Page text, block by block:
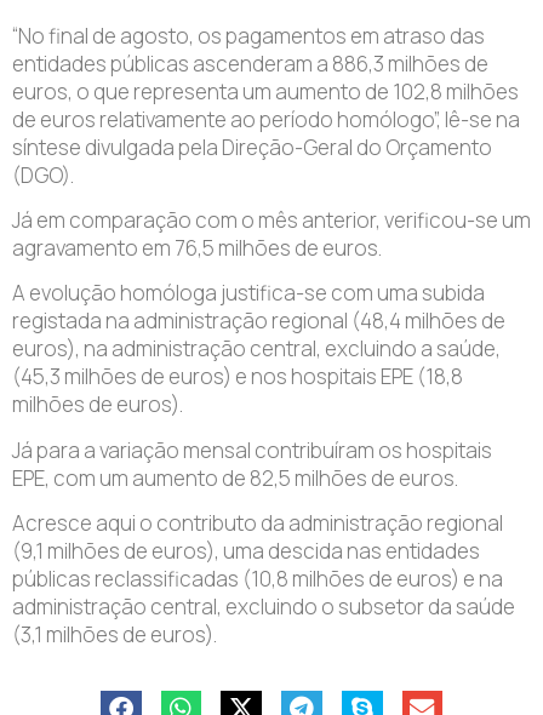
“No final de agosto, os pagamentos em atraso das
entidades públicas ascenderam a 886,3 milhões de
euros, o que representa um aumento de 102,8 milhões
de euros relativamente ao período homólogo”, lê-se na
síntese divulgada pela Direção-Geral do Orçamento
(DGO).
Já em comparação com o mês anterior, verificou-se um
agravamento em 76,5 milhões de euros.
A evolução homóloga justifica-se com uma subida
registada na administração regional (48,4 milhões de
euros), na administração central, excluindo a saúde,
(45,3 milhões de euros) e nos hospitais EPE (18,8
milhões de euros).
Já para a variação mensal contribuíram os hospitais
EPE, com um aumento de 82,5 milhões de euros.
Acresce aqui o contributo da administração regional
(9,1 milhões de euros), uma descida nas entidades
públicas reclassificadas (10,8 milhões de euros) e na
administração central, excluindo o subsetor da saúde
(3,1 milhões de euros).